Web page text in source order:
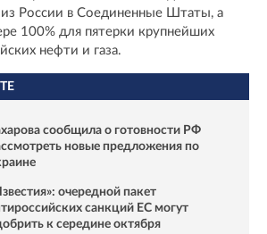
России в Соединенные Штаты, а
100% для пятерки крупнейших
нефти и газа.
сообщила о готовности РФ
новые предложения по
очередной пакет
санкций ЕС могут
к середине октября